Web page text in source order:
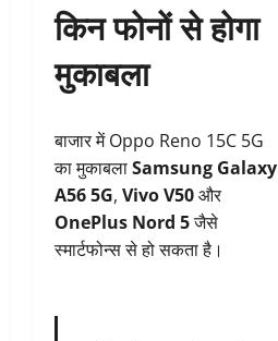
किन फोनों से होगा
मुकाबला
बाजार में Oppo Reno 15C 5G
का मुकाबलाSamsung Galaxy
A56 5G, Vivo V50और
OnePlus Nord 5जैसे
स्मार्टफोन्स से हो सकता है।